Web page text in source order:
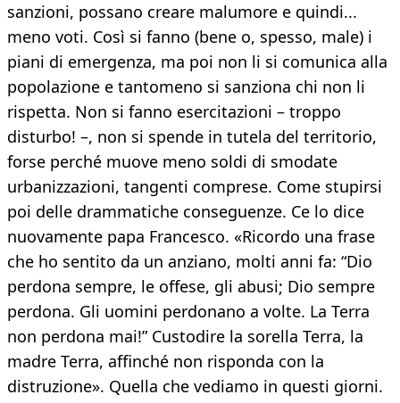
sanzioni, possano creare malumore e quindi...
meno voti. Così si fanno (bene o, spesso, male) i
piani di emergenza, ma poi non li si comunica alla
popolazione e tantomeno si sanziona chi non li
rispetta. Non si fanno esercitazioni – troppo
disturbo! –, non si spende in tutela del territorio,
forse perché muove meno soldi di smodate
urbanizzazioni, tangenti comprese. Come stupirsi
poi delle drammatiche conseguenze. Ce lo dice
nuovamente papa Francesco. «Ricordo una frase
che ho sentito da un anziano, molti anni fa: “Dio
perdona sempre, le offese, gli abusi; Dio sempre
perdona. Gli uomini perdonano a volte. La Terra
non perdona mai!” Custodire la sorella Terra, la
madre Terra, affinché non risponda con la
distruzione». Quella che vediamo in questi giorni.